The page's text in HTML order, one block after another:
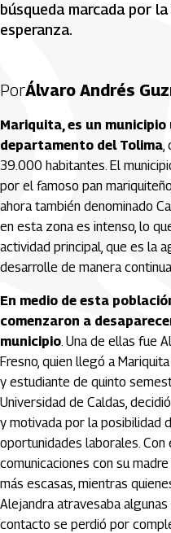
búsqueda marcada por
esperanza.
PorÁlvaro Andrés
Mariquita, es un
departamento del Tolima,
39.000 habitantes. El
por el famoso pan
ahora también denominado
en esta zona es intenso, lo
actividad principal, que es la
desarrolle de manera
En medio de esta
comenzaron a
municipio. Una de ellas fue
Fresno, quien llegó a
y estudiante de quinto
Universidad de Caldas,
y motivada por la posibilidad
oportunidades laborales. Con
comunicaciones con su
más escasas, mientras
Alejandra atravesaba
contacto se perdió por